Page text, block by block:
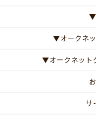
▼
▼オークネ
▼オークネット
サ